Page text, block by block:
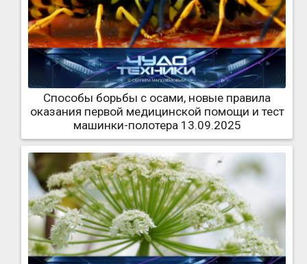
Способы борьбы с осами, новые правила
оказания первой медицинской помощи и тест
машинки-полотера 13.09.2025